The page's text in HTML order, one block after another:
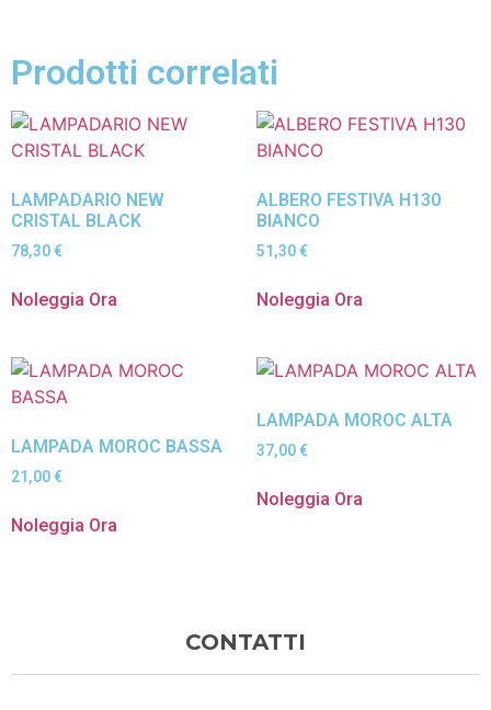
Prodotti correlati
LAMPADARIO NEW
CRISTAL BLACK
78,30 €
Noleggia Ora
ALBERO FESTIVA H130
BIANCO
51,30 €
Noleggia Ora
LAMPADA MOROC BASSA
21,00 €
Noleggia Ora
LAMPADA MOROC ALTA
37,00 €
Noleggia Ora
CONTATTI